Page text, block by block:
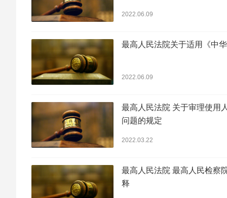
2022.06.09
最高人民法院关于适用《中
2022.06.09
最高人民法院 关于审理使用
问题的规定
2022.03.22
最高人民法院 最高人民检察
释